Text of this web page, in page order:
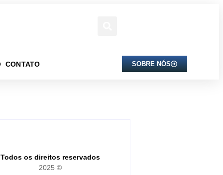
CONTATO SOBRE NÓS
Todos os direitos reservados
2025 ©